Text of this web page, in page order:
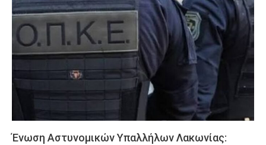
Ένωση Αστυνομικών Υπαλλήλων Λακωνίας: